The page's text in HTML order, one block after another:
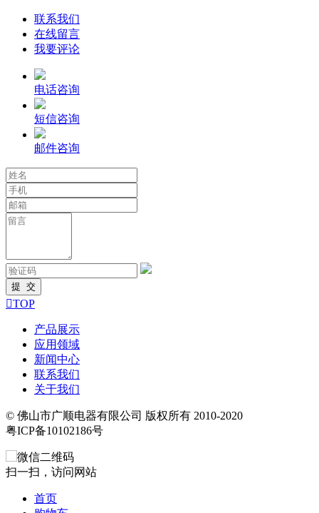
联系我们
在线留言
我要评论
电话咨询
短信咨询
邮件咨询
TOP
产品展示
应用领域
新闻中心
联系我们
关于我们
© 佛山市广顺电器有限公司 版权所有 2010-2020
粤ICP备10102186号
扫一扫，访问网站
首页